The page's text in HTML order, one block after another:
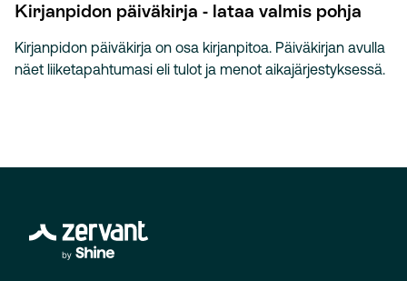
Kirjanpidon päiväkirja - lataa valmis pohja
Kirjanpidon päiväkirja on osa kirjanpitoa. Päiväkirjan avulla
näet liiketapahtumasi eli tulot ja menot aikajärjestyksessä.